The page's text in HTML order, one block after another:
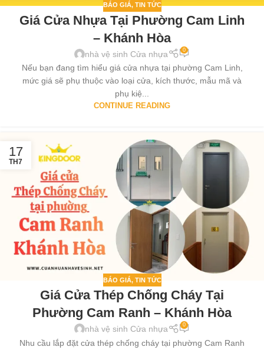
BÁO GIÁ, TIN TỨC
Giá Cửa Nhựa Tại Phường Cam Linh
– Khánh Hòa
nhà vệ sinh Cửa nhựa 0
Nếu bạn đang tìm hiểu giá cửa nhựa tại phường Cam Linh,
mức giá sẽ phụ thuộc vào loại cửa, kích thước, mẫu mã và
phụ kiệ...
CONTINUE READING
17
TH7
BÁO GIÁ, TIN TỨC
Giá Cửa Thép Chống Cháy Tại
Phường Cam Ranh – Khánh Hòa
nhà vệ sinh Cửa nhựa 0
Nhu cầu lắp đặt cửa thép chống cháy tại phường Cam Ranh